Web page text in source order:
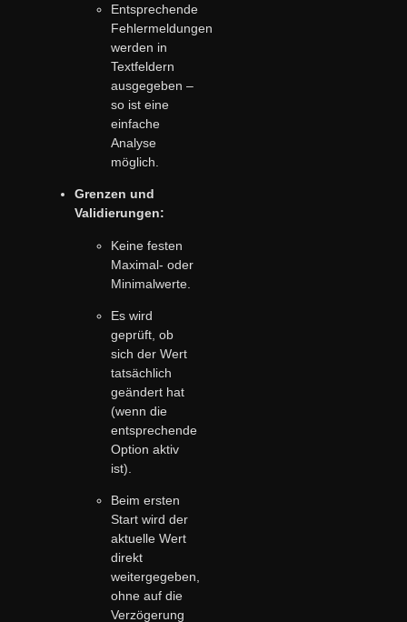
Entsprechende
Fehlermeldungen
werden in
Textfeldern
ausgegeben –
so ist eine
einfache
Analyse
möglich.
Grenzen und
Validierungen:
Keine festen
Maximal- oder
Minimalwerte.
Es wird
geprüft, ob
sich der Wert
tatsächlich
geändert hat
(wenn die
entsprechende
Option aktiv
ist).
Beim ersten
Start wird der
aktuelle Wert
direkt
weitergegeben,
ohne auf die
Verzögerung